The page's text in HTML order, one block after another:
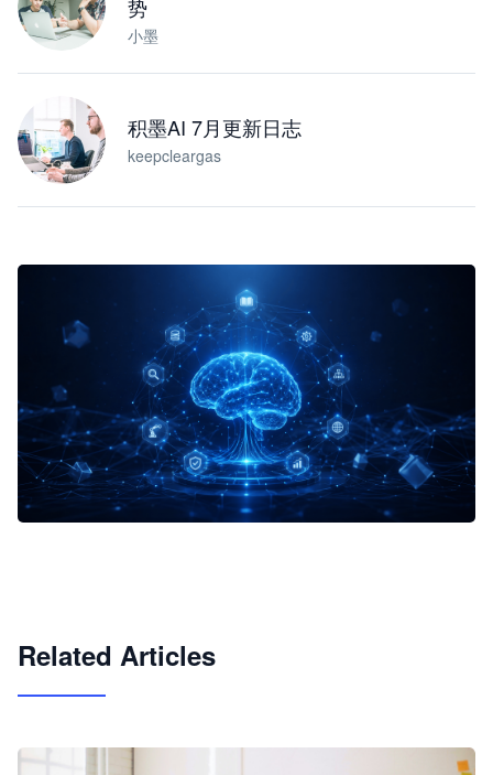
势
小墨
积墨AI 7月更新日志
keepcleargas
Related Articles